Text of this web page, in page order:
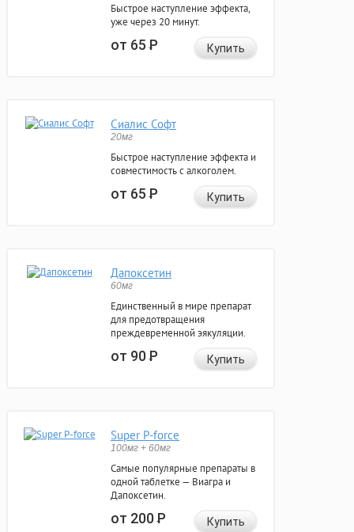
Быстрое наступление эффекта,
уже через 20 минут.
от 65Р Купить
Сиалис Софт
20мг
Быстрое наступление эффекта и
совместимость с алкоголем.
от 65Р Купить
Дапоксетин
60мг
Единственный в мире препарат
для предотвращения
преждевременной эякуляции.
от 90Р Купить
Super P-force
100мг + 60мг
Самые популярные препараты в
одной таблетке — Виагра и
Дапоксетин.
от 200Р Купить